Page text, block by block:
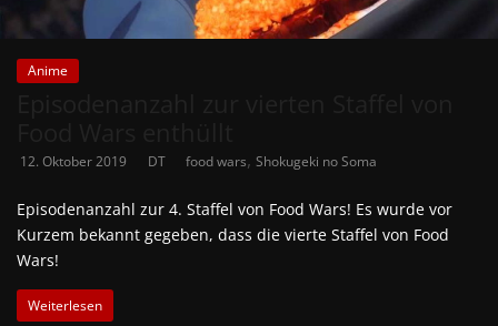
Anime
12. Oktober 2019 DT food wars, Shokugeki no Soma
Episodenanzahl zur 4. Staffel von Food Wars! Es wurde vor
Kurzem bekannt gegeben, dass die vierte Staffel von Food
Wars!
Weiterlesen